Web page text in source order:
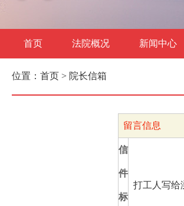
首页 法院概况 新闻中心
位置： 首页 > 院长信箱
留言信息
信
件
标
打工人写给